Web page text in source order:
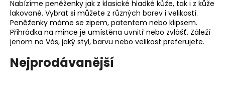
Nabízíme peněženky jak z klasické hladké kůže, tak i z kůže
lakované. Vybrat si můžete z různých barev i velikostí.
Peněženky máme se zipem, patentem nebo klipsem.
Přihrádka na mince je umístěna uvnitř nebo zvlášť. Záleží
jenom na Vás, jaký styl, barvu nebo velikost preferujete.
Nejprodávanější
ř
e
b
u
j